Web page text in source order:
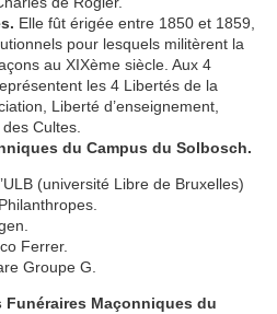
Elle fût érigée entre 1850 et 1859,
pour lesquels militèrent la
au XIXème siècle. Aux 4
les 4 Libertés de la
Liberté d’enseignement,
Cultes.
du Campus du Solbosch.
(université Libre de Bruxelles)
Ferrer.
Groupe G.
Funéraires Maçonniques du